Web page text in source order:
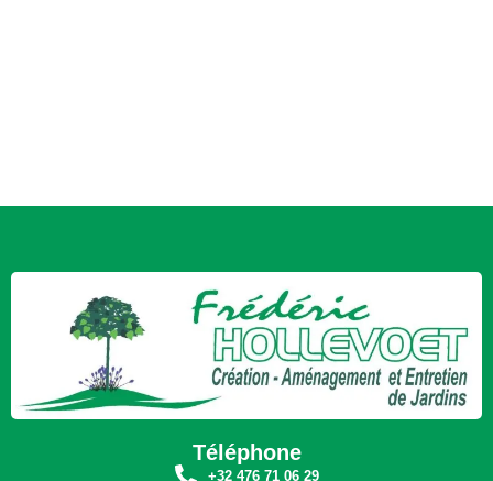
Téléphone
+32 476 71 06 29